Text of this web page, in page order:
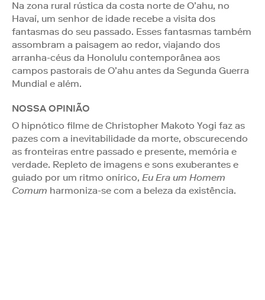
Na zona rural rústica da costa norte de O’ahu, no
Havaí, um senhor de idade recebe a visita dos
fantasmas do seu passado. Esses fantasmas também
assombram a paisagem ao redor, viajando dos
arranha-céus da Honolulu contemporânea aos
campos pastorais de O’ahu antes da Segunda Guerra
Mundial e além.
NOSSA OPINIÃO
O hipnótico filme de Christopher Makoto Yogi faz as
pazes com a inevitabilidade da morte, obscurecendo
as fronteiras entre passado e presente, memória e
verdade. Repleto de imagens e sons exuberantes e
guiado por um ritmo onírico, Eu Era um Homem
Comum harmoniza-se com a beleza da existência.